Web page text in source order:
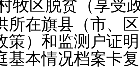
牧区脱贫（享受
所在旗县（市、
策）和监测户证
基本情况档案卡